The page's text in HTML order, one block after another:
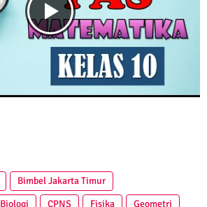
Bimbel Jakarta Timur
Biologi CPNS Fisika
Geometri